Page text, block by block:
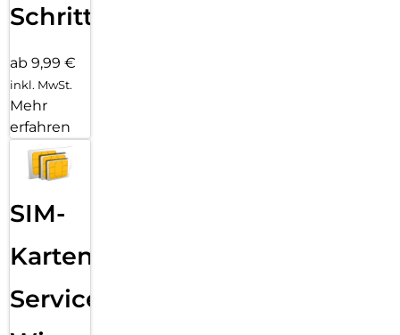
Schritten
ab 9,99 €
inkl. MwSt.
Mehr
erfahren
SIM-
Karten
Service: